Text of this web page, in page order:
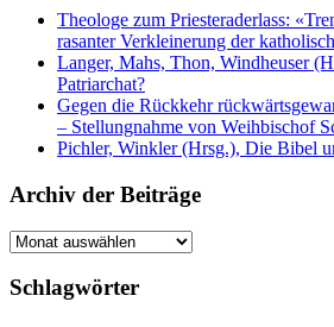
Theologe zum Priesteraderlass:
rasanter Verkleinerung der
Langer, Mahs, Thon, Windheuser
Patriarchat?
Gegen die Rückkehr
– Stellungnahme von Weihbischof
Pichler, Winkler (Hrsg.), Die Bibel
Archiv der Beiträge
Archiv
Beiträge
Schlagwörter